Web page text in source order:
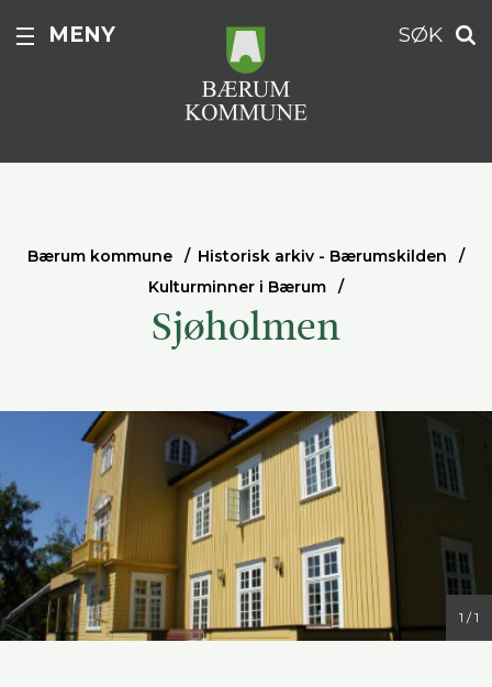
MENY SØK
Bærum kommune
Historisk arkiv - Bærumskilden
Kulturminner i Bærum
Sjøholmen
1 / 1